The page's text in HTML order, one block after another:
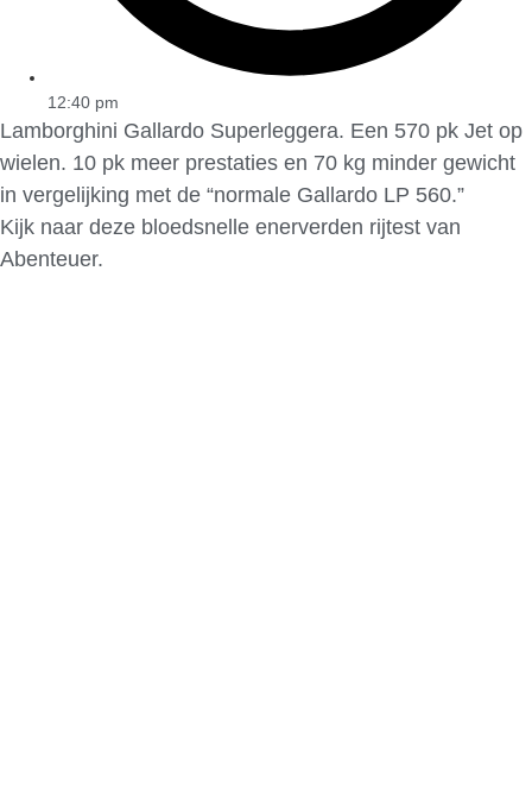
12:40 pm
Lamborghini Gallardo Superleggera. Een 570 pk Jet op
wielen. 10 pk meer prestaties en 70 kg minder gewicht
in vergelijking met de “normale Gallardo LP 560.”
Kijk naar deze bloedsnelle enerverden rijtest van
Abenteuer.